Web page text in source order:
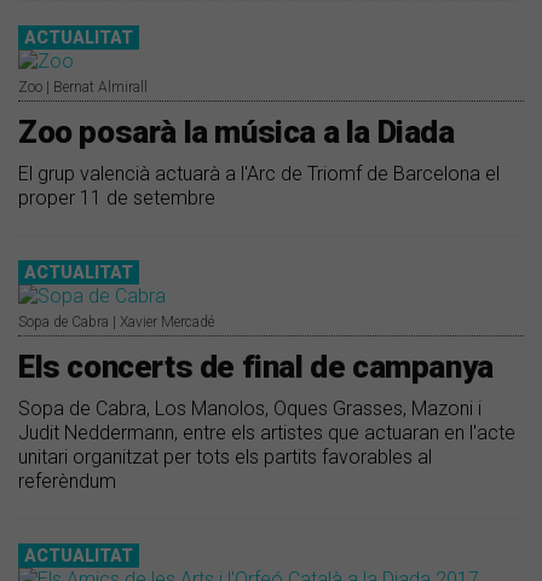
ACTUALITAT
Zoo | Bernat Almirall
Zoo posarà la música a la Diada
El grup valencià actuarà a l'Arc de Triomf de Barcelona el
proper 11 de setembre
ACTUALITAT
Sopa de Cabra | Xavier Mercadé
Els concerts de final de campanya
Sopa de Cabra, Los Manolos, Oques Grasses, Mazoni i
Judit Neddermann, entre els artistes que actuaran en l'acte
unitari organitzat per tots els partits favorables al
referèndum
ACTUALITAT